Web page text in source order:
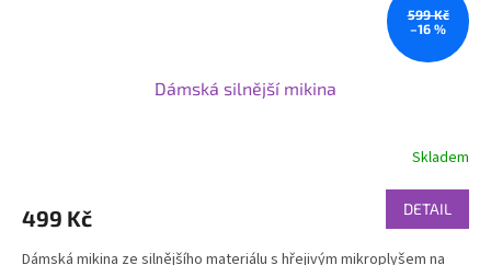
599 Kč
–16 %
Dámská silnější mikina
Skladem
499 Kč DETAIL
Dámská mikina ze silnějšího materiálu s hřejivým mikroplyšem na